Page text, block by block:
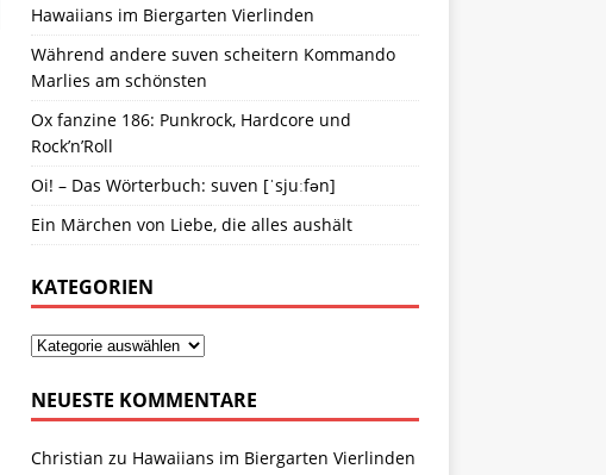
Hawaiians im Biergarten Vierlinden
Während andere suven scheitern Kommando
Marlies am schönsten
Ox fanzine 186: Punkrock, Hardcore und
Rock’n’Roll
Oi! – Das Wörterbuch: suven [ˈsjuːfən]
Ein Märchen von Liebe, die alles aushält
KATEGORIEN
NEUESTE KOMMENTARE
Christian zu Hawaiians im Biergarten Vierlinden